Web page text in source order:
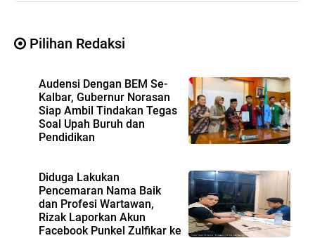
Pilihan Redaksi
Audensi Dengan BEM Se-
Kalbar, Gubernur Norasan
Siap Ambil Tindakan Tegas
Soal Upah Buruh dan
Pendidikan
Diduga Lakukan
Pencemaran Nama Baik
dan Profesi Wartawan,
Rizak Laporkan Akun
Facebook Punkel Zulfikar ke